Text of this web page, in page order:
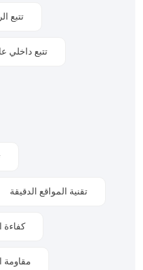
تتبع
تتبع داخلي
تقنية المواقع الدقيقة
كفاءة
مقاومة